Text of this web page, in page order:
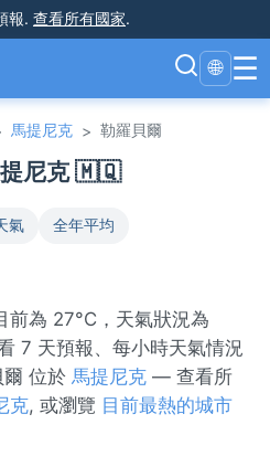
報. 查看所有國家.
🌐 ☰
馬提尼克 > 勒羅貝爾
提尼克 🇲🇶
氣
全年平均
前為 27°C，天氣狀況為
7 天預報、每小時天氣情況
位於 馬提尼克 — 查看所
克, 或瀏覽 目前最熱的城市